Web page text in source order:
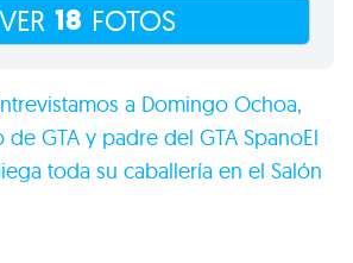
VER 18 FOTOS
a Domingo Ochoa,
de GTA y padre del GTA SpanoEl
toda su caballería en el Salón